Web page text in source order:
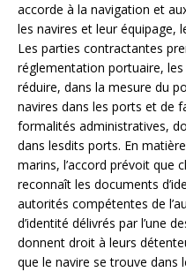
accorde à la navigation et
les navires et leur équipage,
Les parties contractantes
réglementation portuaire,
réduire, dans la mesure du
navires dans les ports et de
formalités administratives,
dans lesdits ports. En
marins, l’accord prévoit que
reconnaît les documents
autorités compétentes de
d’identité délivrés par l’une
donnent droit à leurs
que le navire se trouve dans